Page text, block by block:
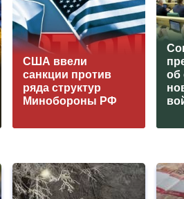
США ввели
санкции против
ряда структур
Минобороны РФ
об